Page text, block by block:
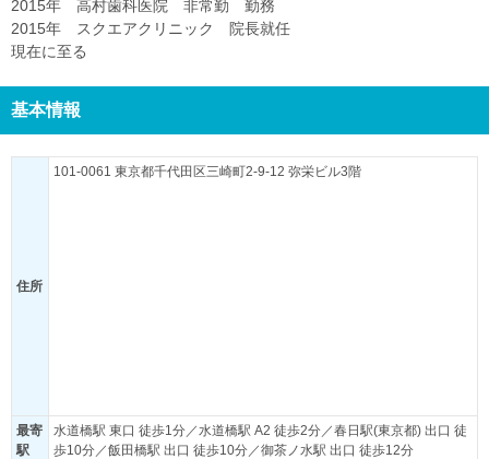
2015年 高村歯科医院 非常勤 勤務
2015年 スクエアクリニック 院長就任
現在に至る
基本情報
住所
101-0061 東京都千代田区三崎町2-9-12 弥栄ビル3階
最寄
駅
水道橋駅 東口 徒歩1分／水道橋駅 A2 徒歩2分／春日駅(東京都) 出口 徒
歩10分／飯田橋駅 出口 徒歩10分／御茶ノ水駅 出口 徒歩12分